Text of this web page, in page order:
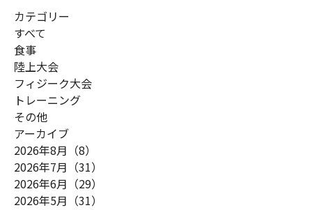
カテゴリー
すべて
食事
陸上大会
フィジーク大会
トレーニング
その他
アーカイブ
2026年8月（8）
2026年7月（31）
2026年6月（29）
2026年5月（31）